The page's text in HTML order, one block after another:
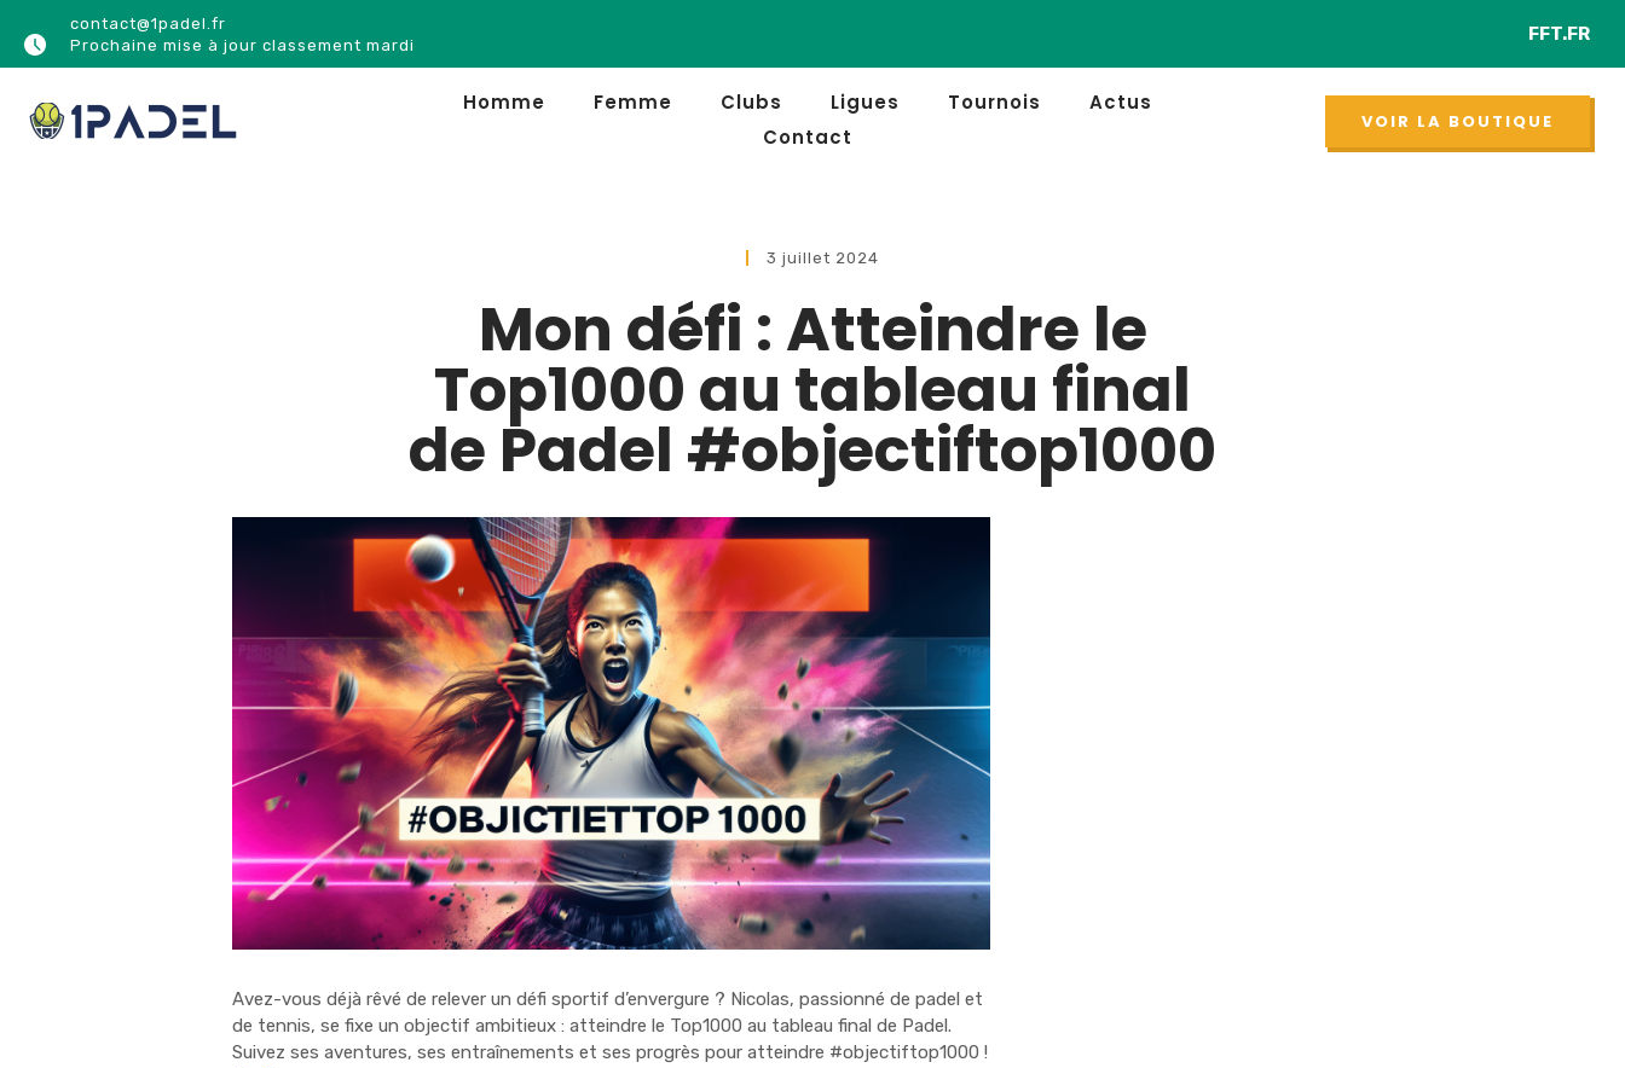
contact@1padel.fr
Prochaine mise à jour classement mardi
Retrouver
FFT.FR
Homme Femme Clubs Ligues Tournois
Actus
Contact
VOIR LA BOUTIQUE
3 juillet 2024
Mon défi : Atteindre le
Top1000 au tableau final
de Padel #objectiftop1000
Avez-vous déjà rêvé de relever un défi sportif d’envergure ? Nicolas, passionné de padel et
de tennis, se fixe un objectif ambitieux : atteindre le Top1000 au tableau final de Padel.
Suivez ses aventures, ses entraînements et ses progrès pour atteindre #objectiftop1000 !